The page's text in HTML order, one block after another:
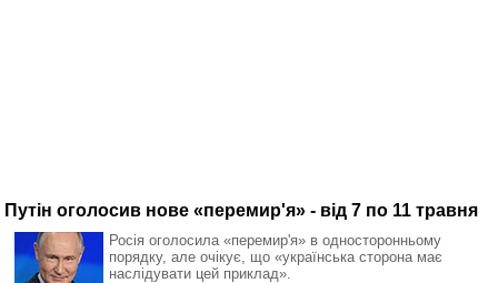
Путін оголосив нове «перемир'я» - від 7 по 11 травня
Росія оголосила «перемир'я» в односторонньому
порядку, але очікує, що «українська сторона має
наслідувати цей приклад».